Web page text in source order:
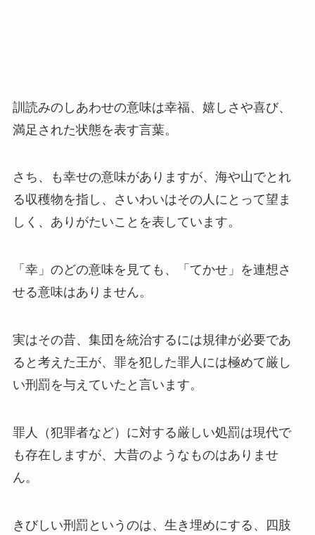
訓読みのしあわせの意味は幸福、嬉しさや喜び、
満足された状態を表す言葉。
さち、も幸せの意味がありますが、海や山でとれ
る収穫物を指し、
さいわいはその人にとって望ま
しく、ありがたいことを表しています。
「幸」のどの意味を見ても、「てかせ」を連想さ
せる意味はありません。
実はその昔、集団を統治するには規律が必要であ
ると考えた王が、罪を犯した罪人には極めて厳し
い刑罰を与えていたと言います。
罪人（犯罪者など）に対する厳しい処罰は現代で
も存在しますが、大昔のようなものはありませ
ん。
きびしい刑罰というのは、生き埋めにする、四肢